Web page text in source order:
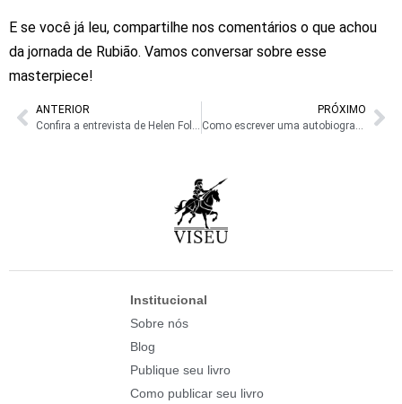
E se você já leu, compartilhe nos comentários o que achou
da jornada de Rubião. Vamos conversar sobre esse
masterpiece!
ANTERIOR
PRÓXIMO
Institucional
Sobre nós
Blog
Publique seu livro
Como publicar seu livro